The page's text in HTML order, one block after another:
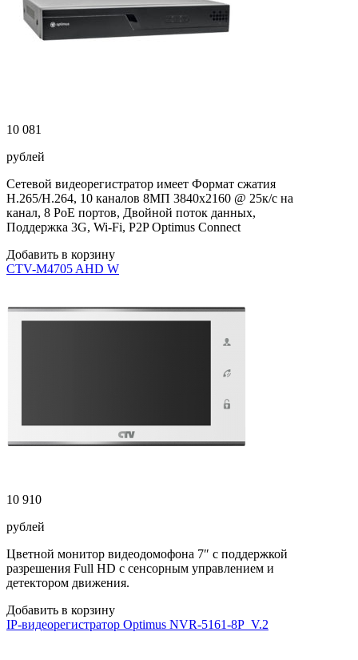
10 081
рублей
Сетевой видеорегистратор имеет Формат сжатия
H.265/H.264, 10 каналов 8МП 3840х2160 @ 25к/с на
канал, 8 PoE портов, Двойной поток данных,
Поддержка 3G, Wi-Fi, P2P Optimus Connect
Добавить в корзину
CTV-M4705 AHD W
10 910
рублей
Цветной монитор видеодомофона 7″ с поддержкой
разрешения Full HD с сенсорным управлением и
детектором движения.
Добавить в корзину
IP-видеорегистратор Optimus NVR-5161-8P_V.2